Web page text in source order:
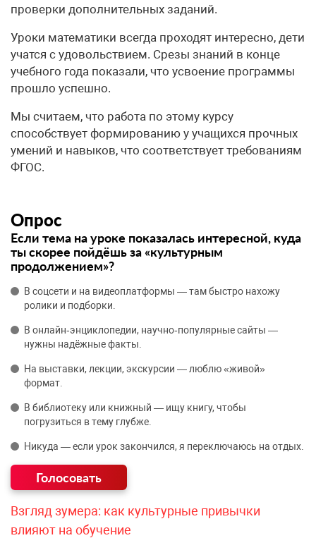
проверки дополнительных заданий.
Уроки математики всегда проходят интересно, дети
учатся с удовольствием. Срезы знаний в конце
учебного года показали, что усвоение программы
прошло успешно.
Мы считаем, что работа по этому курсу
способствует формированию у учащихся прочных
умений и навыков, что соответствует требованиям
ФГОС.
Опрос
Если тема на уроке показалась интересной, куда
ты скорее пойдёшь за «культурным
продолжением»?
В соцсети и на видеоплатформы — там быстро нахожу
ролики и подборки.
В онлайн‑энциклопедии, научно‑популярные сайты —
нужны надёжные факты.
На выставки, лекции, экскурсии — люблю «живой»
формат.
В библиотеку или книжный — ищу книгу, чтобы
погрузиться в тему глубже.
Никуда — если урок закончился, я переключаюсь на отдых.
Взгляд зумера: как культурные привычки
влияют на обучение